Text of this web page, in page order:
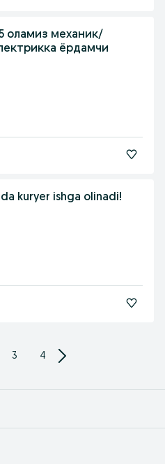
оламиз механик/
ёрдамчи
kuryer ishga olinadi!
3 4